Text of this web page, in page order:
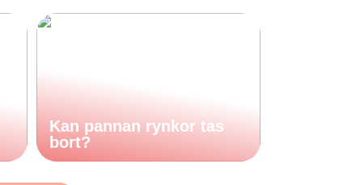
Kan pannan rynkor tas
bort?